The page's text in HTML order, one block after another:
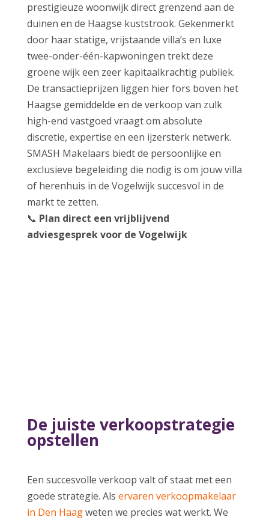
prestigieuze woonwijk direct grenzend aan de
duinen en de Haagse kuststrook. Gekenmerkt
door haar statige, vrijstaande villa’s en luxe
twee-onder-één-kapwoningen trekt deze
groene wijk een zeer kapitaalkrachtig publiek.
De transactieprijzen liggen hier fors boven het
Haagse gemiddelde en de verkoop van zulk
high-end vastgoed vraagt om absolute
discretie, expertise en een ijzersterk netwerk.
SMASH Makelaars biedt de persoonlijke en
exclusieve begeleiding die nodig is om jouw villa
of herenhuis in de Vogelwijk succesvol in de
markt te zetten.
📞 Plan direct een vrijblijvend
adviesgesprek voor de Vogelwijk
De juiste verkoopstrategie
opstellen
Een succesvolle verkoop valt of staat met een
goede strategie. Als ervaren verkoopmakelaar
in Den Haagweten we precies wat werkt. We